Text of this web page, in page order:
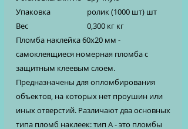
Упаковка
ролик (1000 шт) шт
Вес
0,300 кг кг
Пломба наклейка 60х20 мм -
самоклеящиеся номерная пломба с
защитным клеевым слоем.
Предназначены для опломбирования
объектов, на которых нет проушин или
иных отверстий. Различают два основных
типа пломб наклеек: тип А - это пломбы